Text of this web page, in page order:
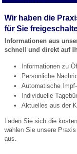
Wir haben die
für Sie
Informationen aus
schnell und direkt auf
Informationen zu
Persönliche
Automatische
Individuelle
Aktuelles aus der
Laden Sie sich die
wählen Sie unsere
aus.